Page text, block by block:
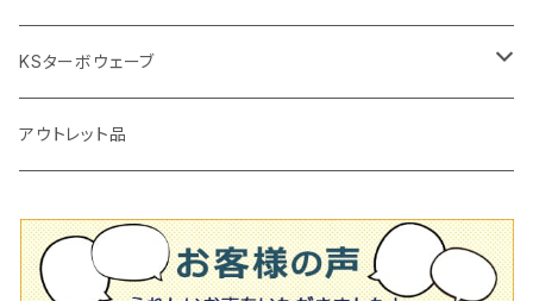
吸着盤
その他
タイル針
吸着盤
タイル針
通常品
ビス穴付き
125mm（5インチ）
通常品
オフセットタイプ（ハットタイプ
150ｍｍ（6インチ）
205ｍｍ（8インチ）
105mm（4インチ）
125mm（5インチ）
180mm（7インチ）
KSターボウェーブ
105mm（4インチ）
150ｍｍ（6インチ）
アウトレット品